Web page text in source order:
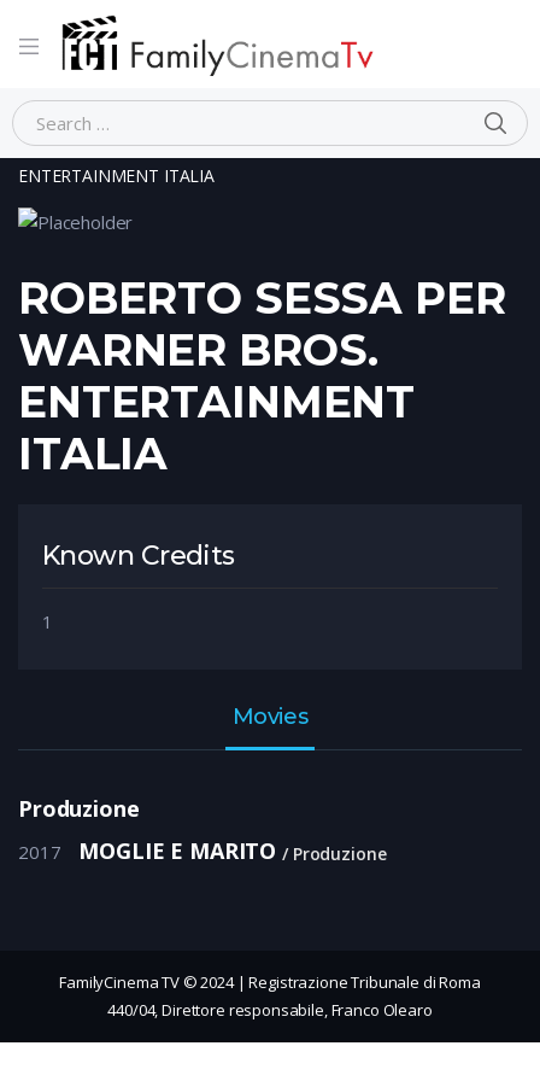
Home Person
ROBERTO SESSA PER WARNER BROS.
ENTERTAINMENT ITALIA
ROBERTO SESSA PER
WARNER BROS.
ENTERTAINMENT
ITALIA
Known Credits
1
Movies
Produzione
2017 MOGLIE E MARITO Produzione
FamilyCinema TV © 2024 | Registrazione Tribunale di Roma
440/04, Direttore responsabile, Franco Olearo